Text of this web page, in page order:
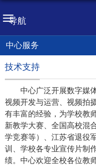
导航
中心服务
技术支持
中心广泛开展数字媒
视频开发与运营、视频拍
有丰富的经验，为学校教
新教学大赛、全国高校混
学竞赛等）
江苏省退役
训、学校各专业宣传片制
绩。中心欢迎全校各位教